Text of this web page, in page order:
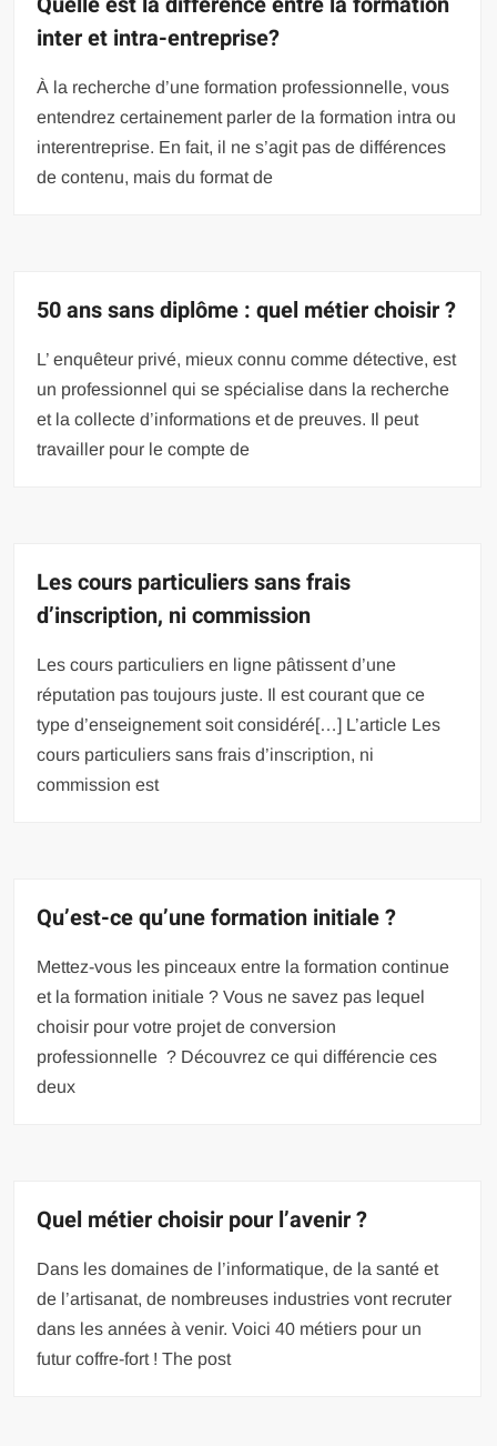
inter et intra-entreprise?
À la recherche d’une formation professionnelle, vous
entendrez certainement parler de la formation intra ou
interentreprise. En fait, il ne s’agit pas de différences
de contenu, mais du format de
50 ans sans diplôme : quel métier choisir ?
L’ enquêteur privé, mieux connu comme détective, est
un professionnel qui se spécialise dans la recherche
et la collecte d’informations et de preuves. Il peut
travailler pour le compte de
Les cours particuliers sans frais
d’inscription, ni commission
Les cours particuliers en ligne pâtissent d’une
réputation pas toujours juste. Il est courant que ce
type d’enseignement soit considéré[…] L’article Les
cours particuliers sans frais d’inscription, ni
commission est
Qu’est-ce qu’une formation initiale ?
Mettez-vous les pinceaux entre la formation continue
et la formation initiale ? Vous ne savez pas lequel
choisir pour votre projet de conversion
professionnelle ? Découvrez ce qui différencie ces
deux
Quel métier choisir pour l’avenir ?
Dans les domaines de l’informatique, de la santé et
de l’artisanat, de nombreuses industries vont recruter
dans les années à venir. Voici 40 métiers pour un
futur coffre-fort ! The post